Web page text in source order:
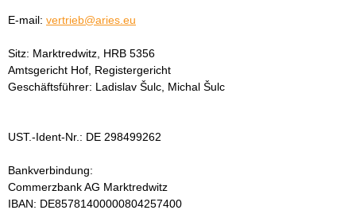
E-mail: vertrieb@aries.eu
Sitz: Marktredwitz, HRB 5356
Amtsgericht Hof, Registergericht
Geschäftsführer: Ladislav Šulc, Michal Šulc
UST.-Ident-Nr.: DE 298499262
Bankverbindung:
Commerzbank AG Marktredwitz
IBAN: DE85781400000804257400